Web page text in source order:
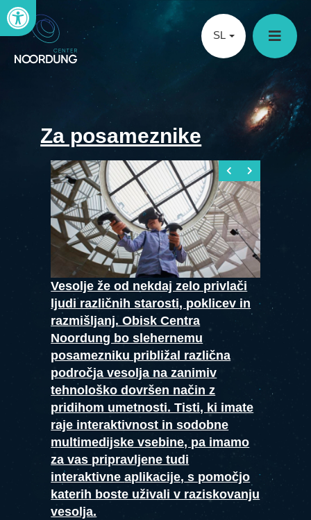
Open toolbar
SL
Za posameznike
Vesolje že od nekdaj zelo privlači
ljudi različnih starosti, poklicev in
razmišljanj. Obisk Centra
Noordung bo slehernemu
posamezniku približal različna
področja vesolja na zanimiv
tehnološko dovršen način z
pridihom umetnosti. Tisti, ki imate
raje interaktivnost in sodobne
multimedijske vsebine, pa imamo
za vas pripravljene tudi
interaktivneaplikacije, s pomočjo
katerih boste uživali v raziskovanju
vesolja.